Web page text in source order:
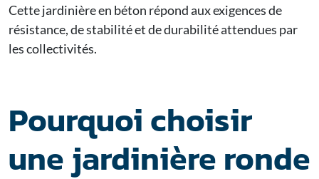
Cettejardinière en béton répond aux exigences de
résistance, de stabilité et de durabilité attendues par
les collectivités.
Pourquoi choisir
une jardinière ronde